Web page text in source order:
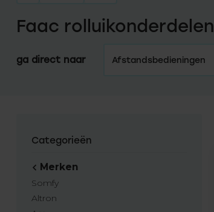
Faac rolluikonderdelen
ga direct naar Afstandsbedieningen
Categorieën
Merken
Somfy
Altron